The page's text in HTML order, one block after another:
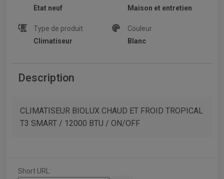
Etat neuf
Maison et entretien
Type de produit
Climatiseur
Couleur
Blanc
Description
CLIMATISEUR BIOLUX CHAUD ET FROID TROPICAL
T3 SMART / 12000 BTU / ON/OFF
Short URL: